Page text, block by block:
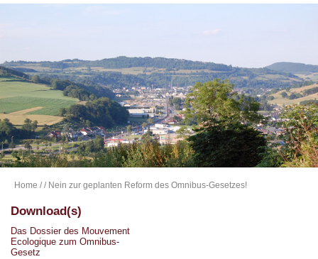
Home // Nein zur geplanten Reform des Omnibus-Gesetzes!
Download(s)
Das Dossier des Mouvement
Ecologique zum Omnibus-
Gesetz